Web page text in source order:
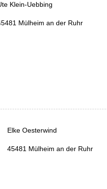
Klein-Uebbing
Mülheim an der Ruhr
Elke Oesterwind
45481 Mülheim an der Ruhr